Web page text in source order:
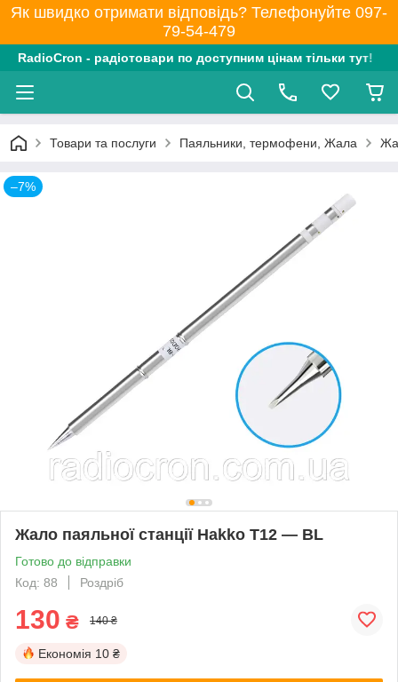
Як швидко отримати відповідь? Телефонуйте 097-
79-54-479
RadioCron - радіотовари по доступним цінам тільки тут!
Товари та послуги Паяльники, термофени, Жала
–7%
Жало паяльної станції Hakko T12 — BL
Готово до відправки
Код: 88
Роздріб
130 ₴ 140 ₴
Економія 10 ₴